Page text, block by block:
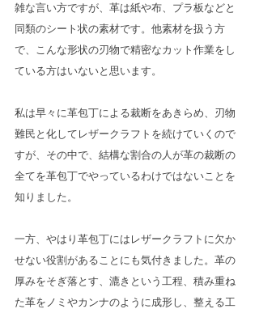
雑な言い方ですが、革は紙や布、プラ板などと
同類のシート状の素材です。他素材を扱う方
で、こんな形状の刃物で精密なカット作業をし
ている方はいないと思います。
私は早々に革包丁による裁断をあきらめ、刃物
難民と化してレザークラフトを続けていくので
すが、その中で、結構な割合の人が革の裁断の
全てを革包丁でやっているわけではないことを
知りました。
一方、やはり革包丁にはレザークラフトに欠か
せない役割があることにも気付きました。革の
厚みをそぎ落とす、漉きという工程、積み重ね
た革をノミやカンナのように成形し、整える工